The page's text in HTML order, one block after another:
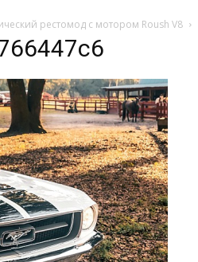
рестомод с мотором Roush V8